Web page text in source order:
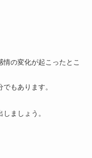
の変化が起こったとこ
でもあります。
ましょう。